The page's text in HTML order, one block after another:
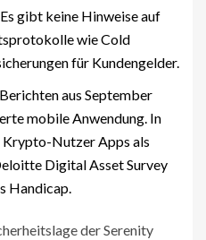
Es gibt keine Hinweise auf
wie Cold
für Kundengelder.
aus September
mobile Anwendung. In
Krypto-Nutzer Apps als
Digital Asset Survey
Handicap.
der Serenity